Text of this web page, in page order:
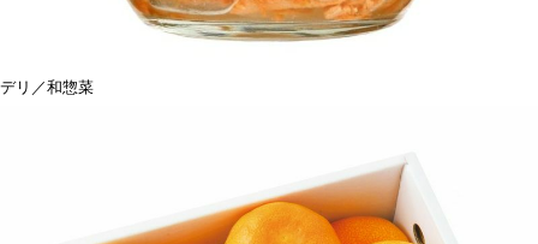
デリ／和惣菜